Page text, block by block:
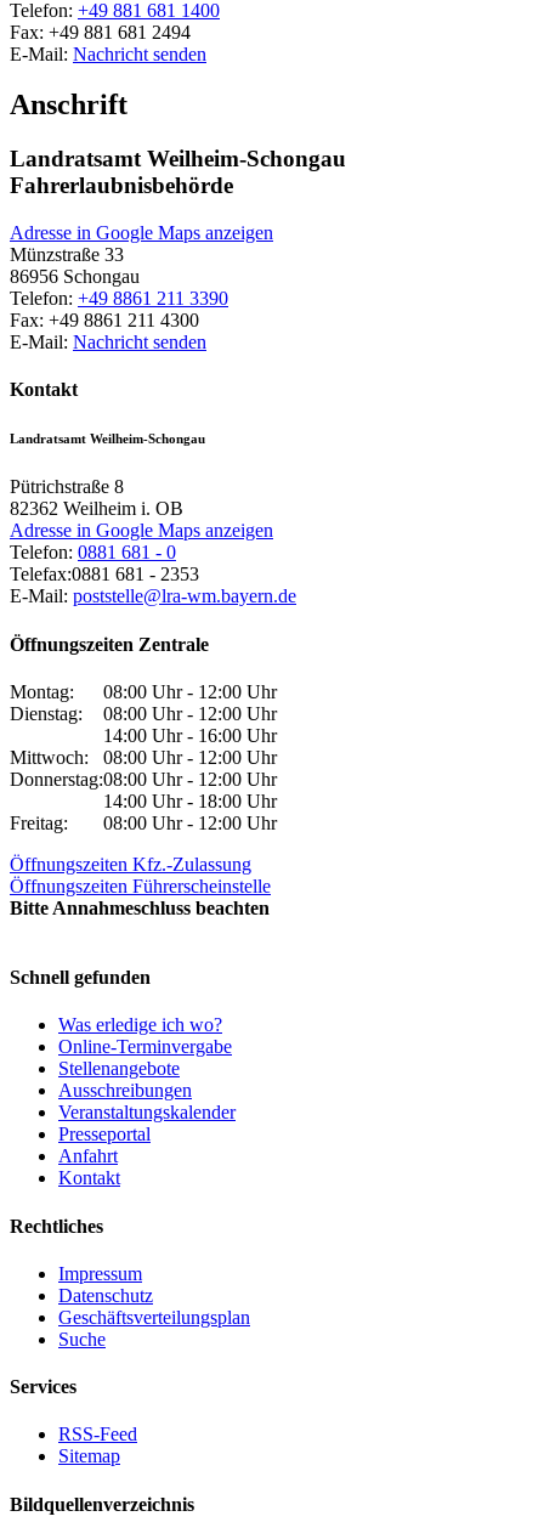
Telefon: +49 881 681 1400
Fax: +49 881 681 2494
E-Mail: Nachricht senden
Anschrift
Landratsamt Weilheim-Schongau
Fahrerlaubnisbehörde
Adresse in Google Maps anzeigen
Münzstraße 33
86956 Schongau
Telefon: +49 8861 211 3390
Fax: +49 8861 211 4300
E-Mail: Nachricht senden
Kontakt
Landratsamt Weilheim-Schongau
Pütrichstraße 8
82362 Weilheim i. OB
Adresse in Google Maps anzeigen
Telefon: 0881 681 - 0
Telefax:0881 681 - 2353
E-Mail: poststelle@lra-wm.bayern.de
Öffnungszeiten Zentrale
Montag:
08:00 Uhr - 12:00 Uhr
Dienstag:
08:00 Uhr - 12:00 Uhr
14:00 Uhr - 16:00 Uhr
Mittwoch:
08:00 Uhr - 12:00 Uhr
Donnerstag:08:00 Uhr - 12:00 Uhr
14:00 Uhr - 18:00 Uhr
Freitag:
08:00 Uhr - 12:00 Uhr
Öffnungszeiten Kfz.-Zulassung
Öffnungszeiten Führerscheinstelle
Bitte Annahmeschluss beachten
Schnell gefunden
Was erledige ich wo?
Online-Terminvergabe
Stellenangebote
Ausschreibungen
Veranstaltungskalender
Presseportal
Anfahrt
Kontakt
Rechtliches
Impressum
Datenschutz
Geschäftsverteilungsplan
Suche
Services
RSS-Feed
Sitemap
Bildquellenverzeichnis